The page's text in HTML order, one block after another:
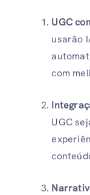
UGC
usarão
com
UGC